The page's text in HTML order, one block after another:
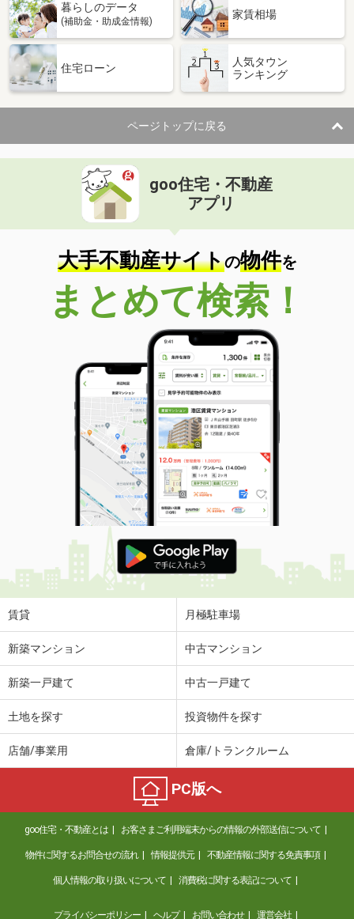
暮らしのデータ
(補助金・助成金情報)
家賃相場
住宅ローン
人気タウン
ランキング
ページトップに戻る
goo住宅・不動産
アプリ
大手不動産サイトの物件を
まとめて検索！
賃貸 月極駐車場
新築マンション 中古マンション
新築一戸建て 中古一戸建て
土地を探す 投資物件を探す
店舗/事業用 倉庫/トランクルーム
PC版へ
goo住宅・不動産とは お客さまご利用端末からの情報の外部送信について
物件に関するお問合せの流れ 情報提供元 不動産情報に関する免責事項
個人情報の取り扱いについて 消費税に関する表記について
プライバシーポリシー ヘルプ お問い合わせ 運営会社